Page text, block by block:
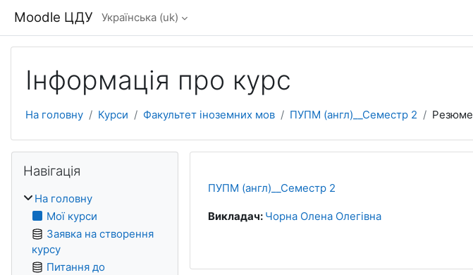
Moodle ЦДУ Українська ‎(uk)‎
Інформація про курс
На головну Курси Факультет іноземних мов ПУПМ (англ)__Семестр 2 Резюме
ПУПМ (англ)__Семестр 2
Викладач: Чорна Олена Олегівна
Блоки
Навігація
На головну
Мої курси
Заявка на створення
курсу
Питання до